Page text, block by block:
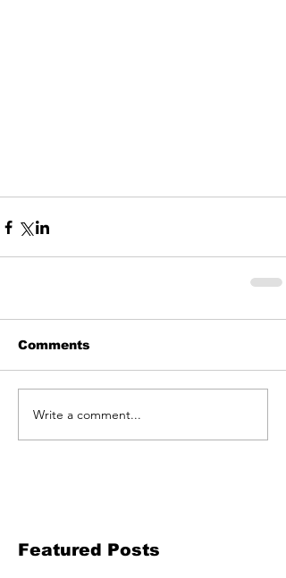
Comments
Write a comment...
Featured Posts